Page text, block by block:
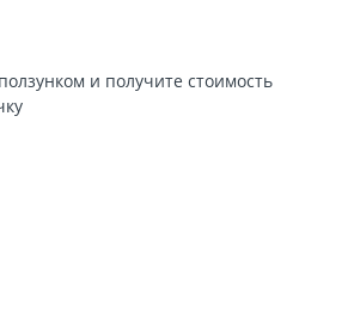
и получите стоимость